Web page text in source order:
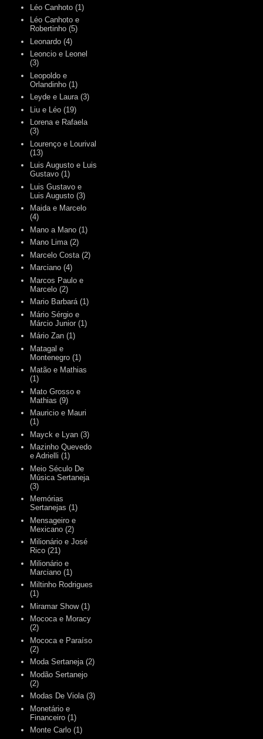
Léo Canhoto (1)
Léo Canhoto e
Robertinho (5)
Leonardo (4)
Leoncio e Leonel
(3)
Leopoldo e
Orlandinho (1)
Leyde e Laura (3)
Liu e Léo (19)
Lorena e Rafaela
(3)
Lourenço e Lourival
(13)
Luis Augusto e Luis
Gustavo (1)
Luis Gustavo e
Luis Augusto (3)
Maida e Marcelo
(4)
Mano a Mano (1)
Mano Lima (2)
Marcelo Costa (2)
Marciano (4)
Marcos Paulo e
Marcelo (2)
Mario Barbará (1)
Mário Sérgio e
Márcio Junior (1)
Mário Zan (1)
Matagal e
Montenegro (1)
Matão e Mathias
(1)
Mato Grosso e
Mathias (9)
Mauricio e Mauri
(1)
Mayck e Lyan (3)
Mazinho Quevedo
e Adrielli (1)
Meio Século De
Música Sertaneja
(3)
Memórias
Sertanejas (1)
Mensageiro e
Mexicano (2)
Milionário e José
Rico (21)
Milionário e
Marciano (1)
Miltinho Rodrigues
(1)
Miramar Show (1)
Mococa e Moracy
(2)
Mococa e Paraíso
(2)
Moda Sertaneja (2)
Modão Sertanejo
(2)
Modas De Viola (3)
Monetário e
Financeiro (1)
Monte Carlo (1)